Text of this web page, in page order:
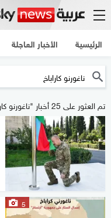
الرئيسية الأخبار العاجلة
تم العثور على 25 أخبار "ناغورنو كاراباخ"
5